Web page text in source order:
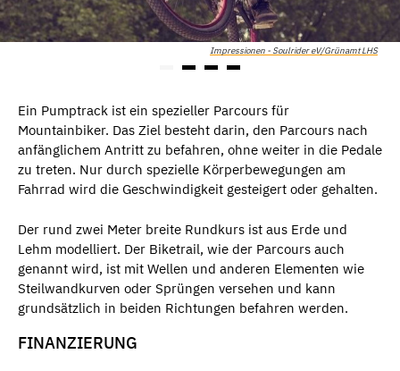
Impressionen - Soulrider eV/Grünamt LHS
Ein Pumptrack ist ein spezieller Parcours für
Mountainbiker. Das Ziel besteht darin, den Parcours nach
anfänglichem Antritt zu befahren, ohne weiter in die Pedale
zu treten. Nur durch spezielle Körperbewegungen am
Fahrrad wird die Geschwindigkeit gesteigert oder gehalten.
Der rund zwei Meter breite Rundkurs ist aus Erde und
Lehm modelliert. Der Biketrail, wie der Parcours auch
genannt wird, ist mit Wellen und anderen Elementen wie
Steilwandkurven oder Sprüngen versehen und kann
grundsätzlich in beiden Richtungen befahren werden.
FINANZIERUNG